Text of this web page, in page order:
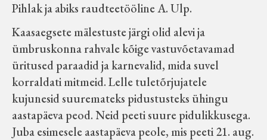
Pihlak ja abiks raudteetööline A. Ulp.
Kaasaegsete mälestuste järgi olid alevi ja
ümbruskonna rahvale kõige vastuvõetavamad
üritused paraadid ja karnevalid, mida suvel
korraldati mitmeid. Lelle tuletõrjujatele
kujunesid suuremateks pidustusteks ühingu
aastapäeva peod. Neid peeti suure pidulikkusega.
Juba esimesele aastapäeva peole, mis peeti 21. aug.